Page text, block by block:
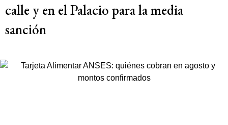
calle y en el Palacio para la media
sanción